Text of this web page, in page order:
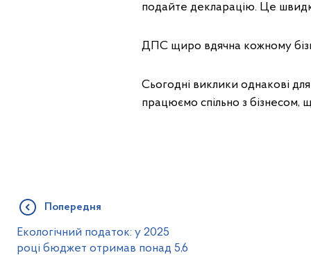
подайте декларацію. Це
ДПС щиро вдячна кожному
Сьогодні виклики однакові для
працюємо спільно з бізнесом,
Попередня
Екологічний податок: у 2025
році бюджет отримав понад 5,6